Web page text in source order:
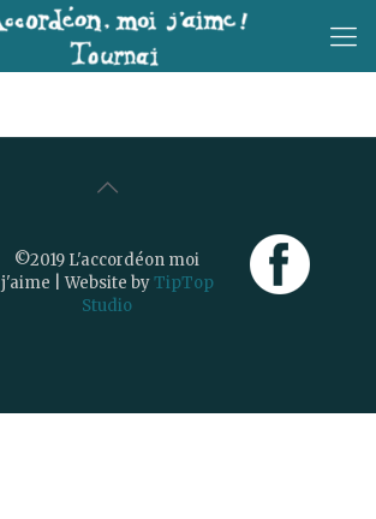
©2019 L'accordéon moi
j'aime | Website byTipTop
Studio